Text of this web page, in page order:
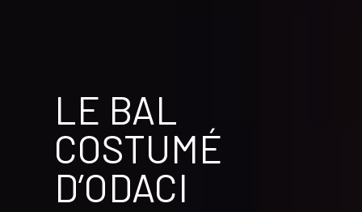
LE BAL
COSTUMÉ
D’ODACI